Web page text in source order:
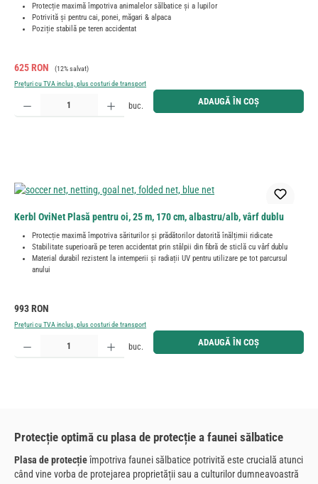
Protecție maximă împotriva animalelor sălbatice și a lupilor
Potrivită și pentru cai, ponei, măgari & alpaca
Poziție stabilă pe teren accidentat
Preț de vânzare:
625 RON Preț obișnuit:
(12% salvat)
Prețuri cu TVA inclus, plus costuri de transport
Cantitate produs: Introduceți cantitatea dorită sau utilizați butoanele pentru a mări sau micșora
buc. ADAUGĂ ÎN COȘ
Kerbl OviNet Plasă pentru oi, 25 m, 170 cm, albastru/alb, vârf dublu
Protecție maximă împotriva săriturilor și prădătorilor datorită înălțimii ridicate
Stabilitate superioară pe teren accidentat prin stâlpii din fibră de sticlă cu vârf dublu
Material durabil rezistent la intemperii și radiații UV pentru utilizare pe tot parcursul
anului
Preț obișnuit:
993 RON
Prețuri cu TVA inclus, plus costuri de transport
Cantitate produs: Introduceți cantitatea dorită sau utilizați butoanele pentru a mări sau micșora
buc. ADAUGĂ ÎN COȘ
Protecție optimă cu plasa de protecție a faunei sălbatice
Plasa de protecțieîmpotriva faunei sălbatice potrivită este crucială atunci
când vine vorba de protejarea proprietății sau a culturilor dumneavoastră